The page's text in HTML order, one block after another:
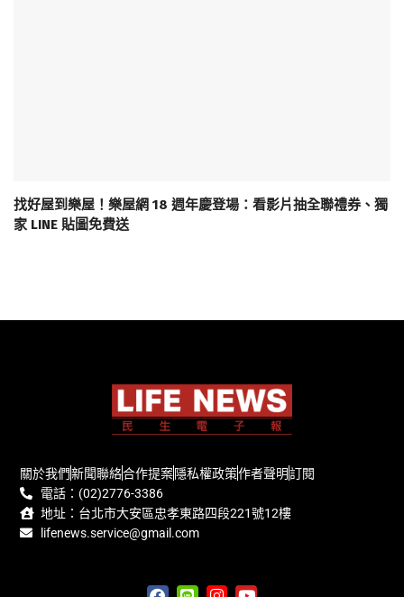
找好屋到樂屋！樂屋網 18 週年慶登場：看影片抽全聯禮券、獨
家 LINE 貼圖免費送
關於我們新聞聯絡合作提案隱私權政策作者聲明訂閱
電話：(02)2776-3386
地址：台北市大安區忠孝東路四段221號12樓
lifenews.service@gmail.com